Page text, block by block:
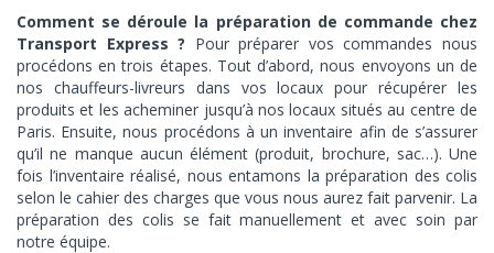
Comment se déroule la préparation de commande chez
Transport Express ? Pour préparer vos commandes nous
procédons en trois étapes. Tout d’abord, nous envoyons un de
nos chauffeurs-livreurs dans vos locaux pour récupérer les
produits et les acheminer jusqu’à nos locaux situés au centre de
Paris. Ensuite, nous procédons à un inventaire afin de s’assurer
qu’il ne manque aucun élément (produit, brochure, sac…). Une
fois l’inventaire réalisé, nous entamons la préparation des colis
selon le cahier des charges que vous nous aurez fait parvenir. La
préparation des colis se fait manuellement et avec soin par
notre équipe.